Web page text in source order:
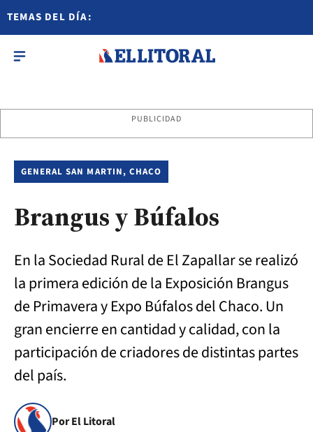
TEMAS DEL DÍA:
PUBLICIDAD
GENERAL SAN MARTIN, CHACO
Brangus y Búfalos
En la Sociedad Rural de El Zapallar se realizó
la primera edición de la Exposición Brangus
de Primavera y Expo Búfalos del Chaco. Un
gran encierre en cantidad y calidad, con la
participación de criadores de distintas partes
del país.
Por El Litoral